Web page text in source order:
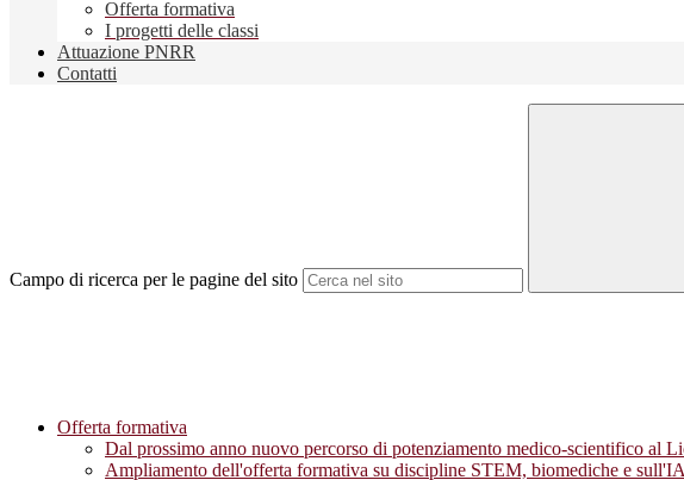
Offerta formativa
I progetti delle classi
Attuazione PNRR
Contatti
Campo di ricerca per le pagine del sito
Offerta formativa
Dal prossimo anno nuovo percorso di potenziamento medico-scientifico al
Ampliamento dell'offerta formativa su discipline STEM, biomediche e sull'IA